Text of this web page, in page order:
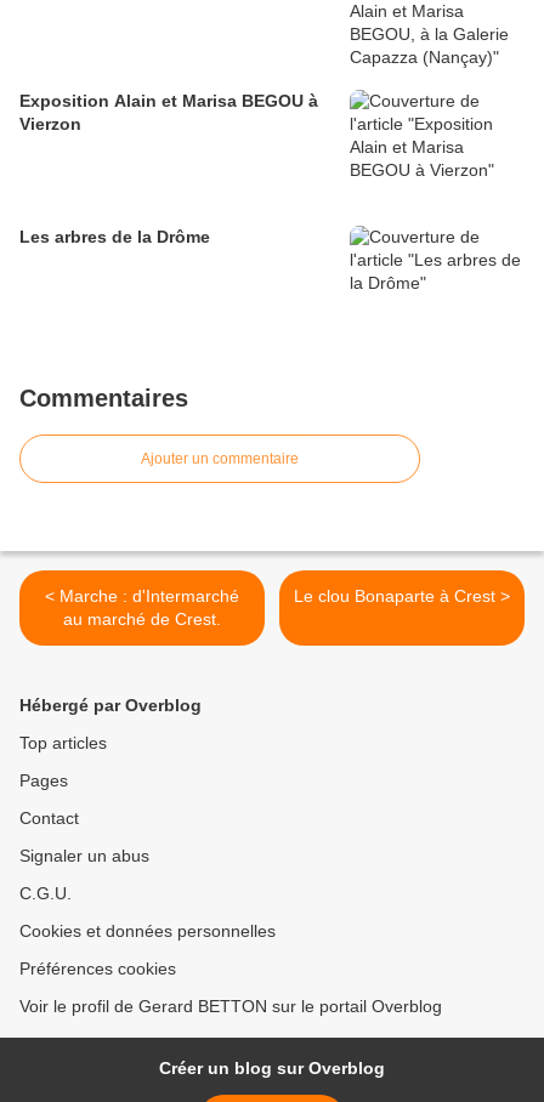
Exposition Alain et Marisa BEGOU à
Vierzon
Les arbres de la Drôme
Commentaires
Ajouter un commentaire
< Marche : d'Intermarché
au marché de Crest.
Le clou Bonaparte à Crest >
Hébergé par Overblog
Top articles
Pages
Contact
Signaler un abus
C.G.U.
Cookies et données personnelles
Préférences cookies
Voir le profil de Gerard BETTON sur le portail Overblog
Créer un blog sur Overblog